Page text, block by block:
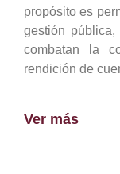
propósito es
gestión
combatan la
rendición de
Ver más